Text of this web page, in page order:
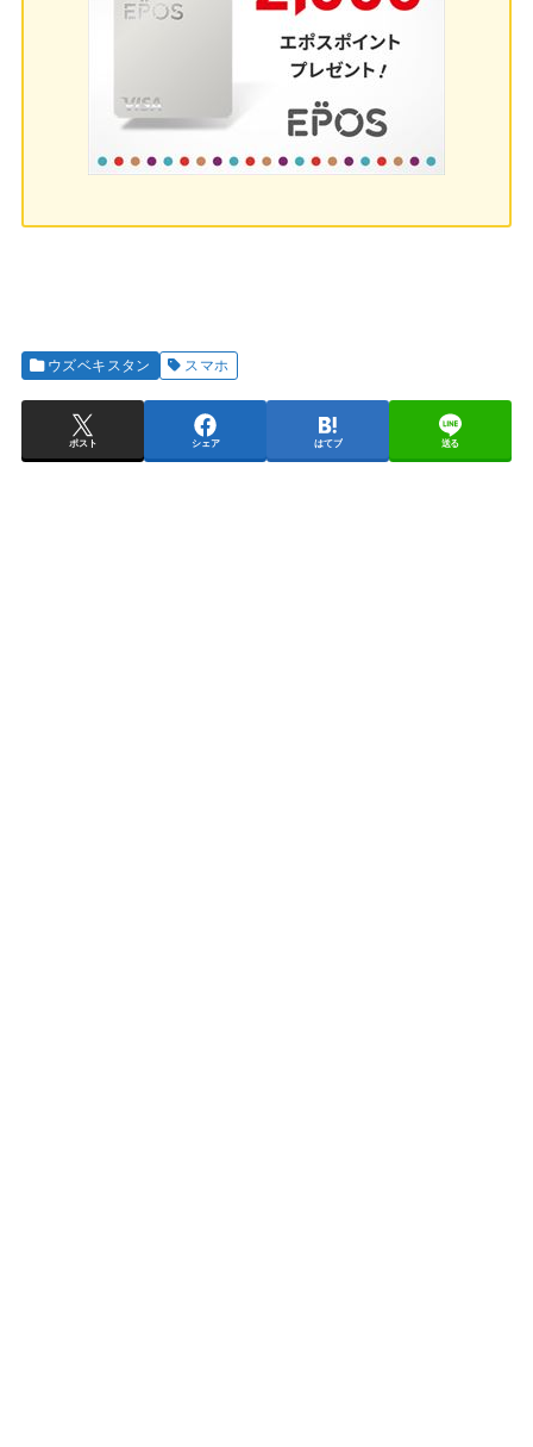
ウズベキスタン スマホ
ポスト シェア はてブ 送る